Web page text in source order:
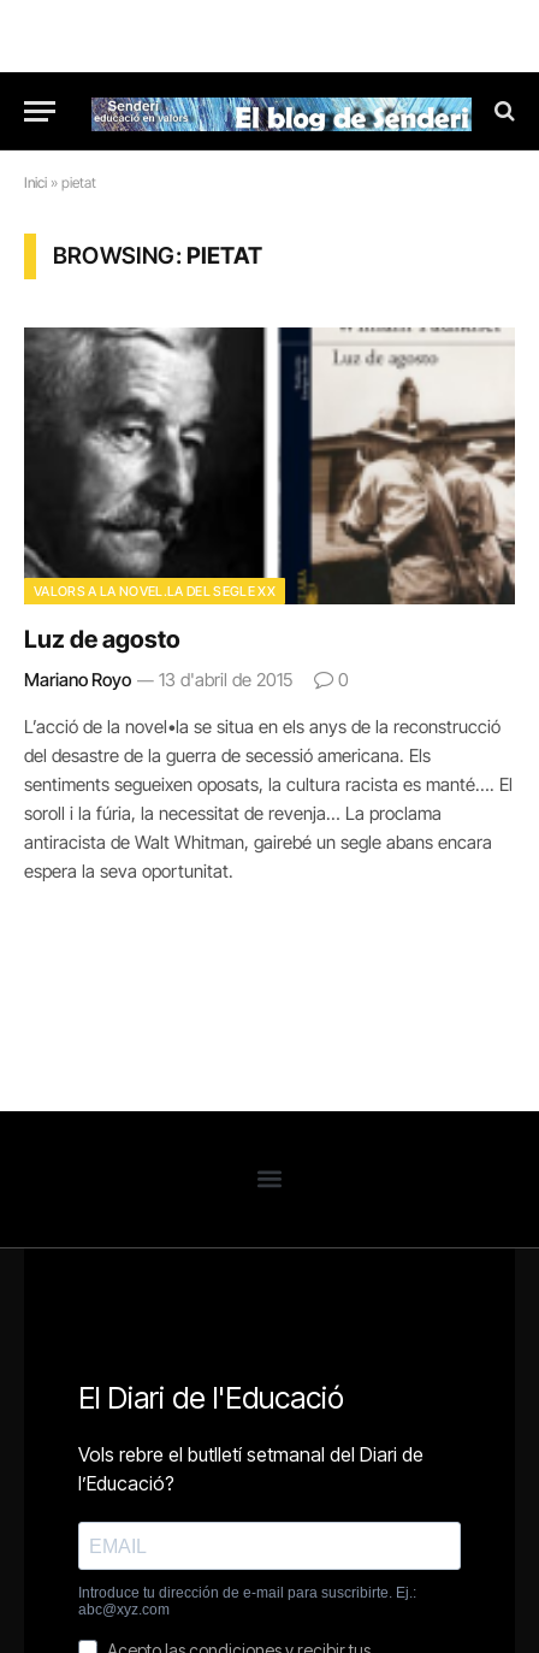
Inici » pietat
BROWSING:PIETAT
VALORS A LA NOVEL.LA DEL SEGLE XX
Luz de agosto
Mariano Royo 13 d'abril de 2015 0
L’acció de la novel•la se situa en els anys de la reconstrucció
del desastre de la guerra de secessió americana. Els
sentiments segueixen oposats, la cultura racista es manté…. El
soroll i la fúria, la necessitat de revenja… La proclama
antiracista de Walt Whitman, gairebé un segle abans encara
espera la seva oportunitat.